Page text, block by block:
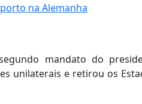
na Alemanha
mandato do
unilaterais e retirou os